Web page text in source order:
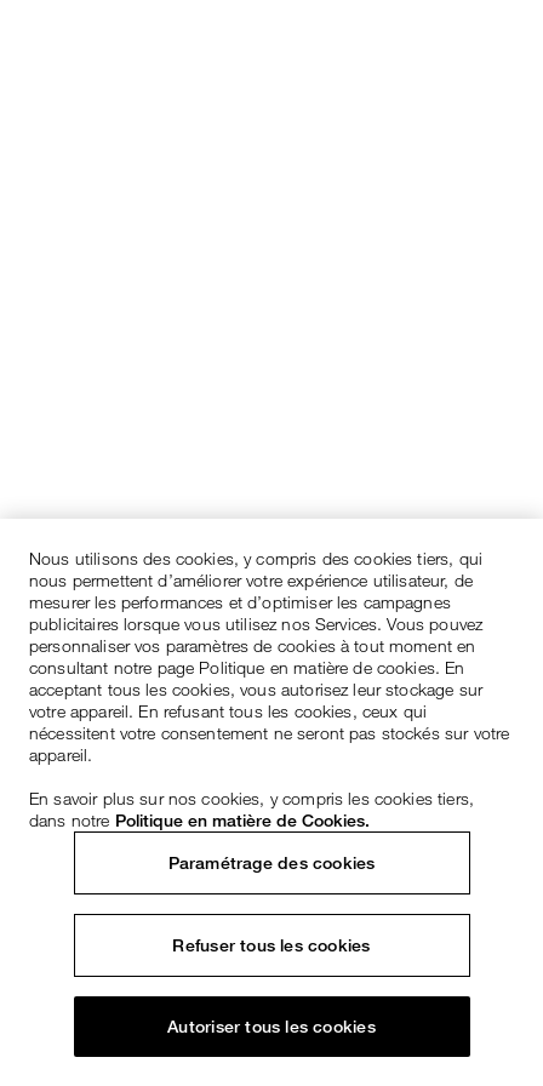
Nous utilisons des cookies, y compris des cookies tiers, qui
nous permettent d’améliorer votre expérience utilisateur, de
mesurer les performances et d’optimiser les campagnes
publicitaires lorsque vous utilisez nos Services. Vous pouvez
personnaliser vos paramètres de cookies à tout moment en
consultant notre page Politique en matière de cookies. En
acceptant tous les cookies, vous autorisez leur stockage sur
votre appareil. En refusant tous les cookies, ceux qui
nécessitent votre consentement ne seront pas stockés sur votre
appareil.
En savoir plus sur nos cookies, y compris les cookies tiers,
dans notre Politique en matière de Cookies.
Paramétrage des cookies
Refuser tous les cookies
Autoriser tous les cookies